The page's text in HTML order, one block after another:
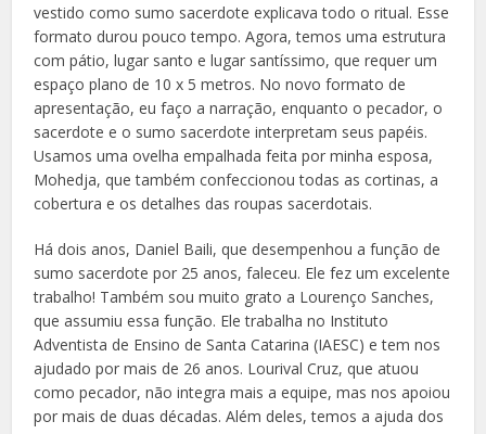
vestido como sumo sacerdote explicava todo o ritual. Esse
formato durou pouco tempo. Agora, temos uma estrutura
com pátio, lugar santo e lugar santíssimo, que requer um
espaço plano de 10 x 5 metros. No novo formato de
apresentação, eu faço a narração, enquanto o pecador, o
sacerdote e o sumo sacerdote interpretam seus papéis.
Usamos uma ovelha empalhada feita por minha esposa,
Mohedja, que também confeccionou todas as cortinas, a
cobertura e os detalhes das roupas sacerdotais.
Há dois anos, Daniel Baili, que desempenhou a função de
sumo sacerdote por 25 anos, faleceu. Ele fez um excelente
trabalho! Também sou muito grato a Lourenço Sanches,
que assumiu essa função. Ele trabalha no Instituto
Adventista de Ensino de Santa Catarina (IAESC) e tem nos
ajudado por mais de 26 anos. Lourival Cruz, que atuou
como pecador, não integra mais a equipe, mas nos apoiou
por mais de duas décadas. Além deles, temos a ajuda dos